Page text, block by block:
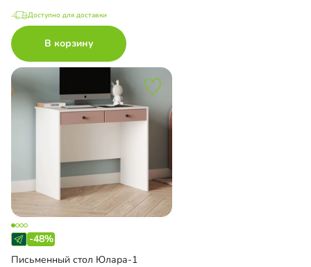
Доступно для доставки
В корзину
-48%
Письменный стол Юлара-1